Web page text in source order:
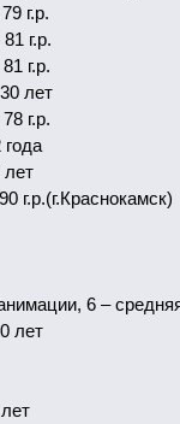
г.р.
г.р.
г.р.
лет
г.р.
лет
г.р.(г.Краснокамск)
6 –
лет